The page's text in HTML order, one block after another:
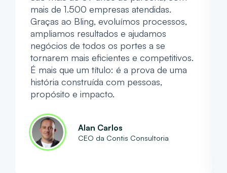
mais de 1.500 empresas atendidas.
Graças ao Bling, evoluímos processos,
ampliamos resultados e ajudamos
negócios de todos os portes a se
tornarem mais eficientes e competitivos.
É mais que um título: é a prova de uma
história construída com pessoas,
propósito e impacto.
Alan Carlos
CEO da Contis Consultoria